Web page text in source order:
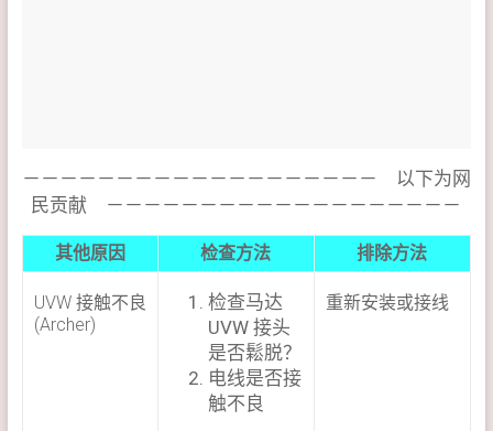
－－－－－－－－－－－－－－－－－－－ 以下为网
民贡献 －－－－－－－－－－－－－－－－－－－
其他原因 检查方法 排除方法
UVW 接触不良
(Archer)
检查马达
UVW 接头
是否鬆脱？
电线是否接
触不良
重新安装或接线